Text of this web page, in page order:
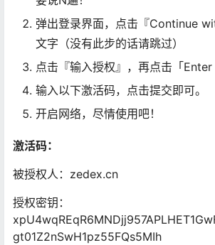
弹出登录界面，点击『Continue
文字（没有此步的话请跳过）
点击『输入授权』，再点击「Enter
输入以下激活码，点击提交即可。
开启网络，尽情使用吧！
激活码：
被授权人：zedex.cn
授权密钥：
gt01Z2nSwH1pz55FQs5MIh